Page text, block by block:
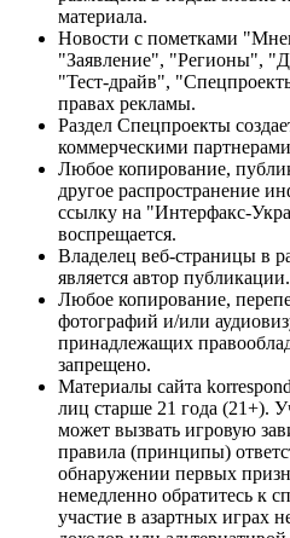
материала.
Новости с пометками
"Заявление", "Регионы",
"Тест-драйв",
правах рекламы.
Раздел Спецпроекты
коммерческими
Любое копирование,
другое распространение
ссылку на "Интерфакс-
воспрещается.
Владелец веб-страницы в
является автор публикации.
Любое копирование,
фотографий и/или
принадлежащих
запрещено.
Материалы сайта
лиц старше 21 года (21+).
может вызвать игровую
правила (принципы)
обнаружении первых
немедленно обратитесь к
участие в азартных играх